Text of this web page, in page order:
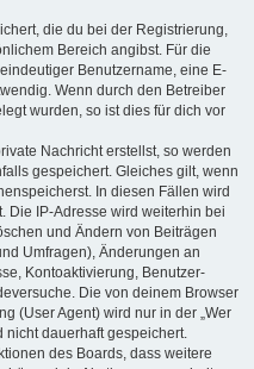
die du bei der Registrierung,
Bereich angibst. Für die
Benutzername, eine E-
Wenn durch den Betreiber
wurden, so ist dies für dich vor
Nachricht erstellst, so werden
gespeichert. Gleiches gilt, wenn
In diesen Fällen wird
Die IP-Adresse wird weiterhin bei
und Ändern von Beiträgen
Umfragen), Änderungen an
Kontoaktivierung, Benutzer-
Die von deinem Browser
(User Agent) wird nur in der „Wer
nicht dauerhaft gespeichert.
des Boards, dass weitere